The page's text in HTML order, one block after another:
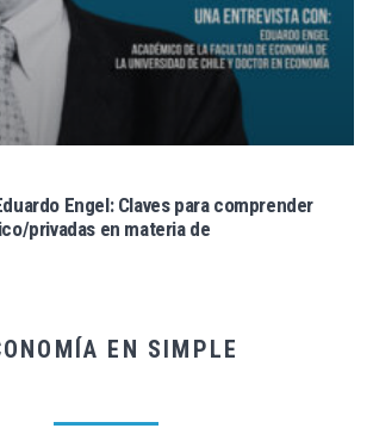
Engel: Claves para comprender
privadas en materia de
EN SIMPLE